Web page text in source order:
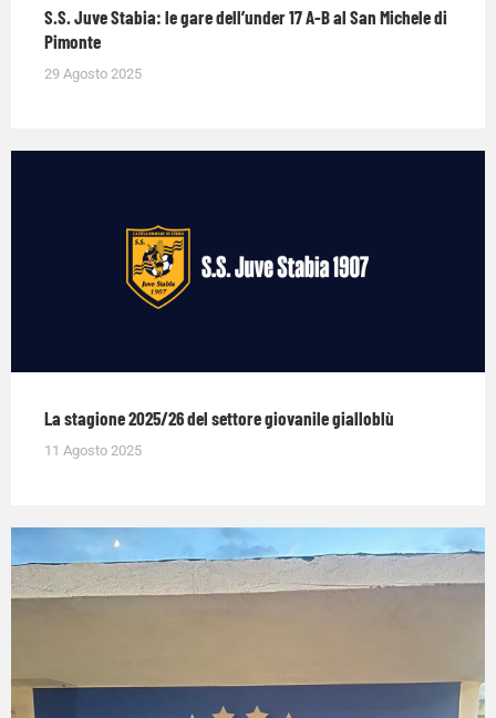
S.S. Juve Stabia: le gare dell’under 17 A-B al San Michele di
Pimonte
29 Agosto 2025
La stagione 2025/26 del settore giovanile gialloblù
11 Agosto 2025